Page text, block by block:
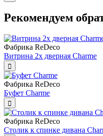
Рекомендуем
Фабрика ReDeco
Витрина 2х дверная Charme
Фабрика ReDeco
Буфет Charme
Фабрика ReDeco
Столик к спинке дивана